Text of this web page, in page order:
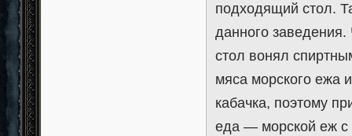
подходящий стол.
данного
стол вонял
мяса морского ежа
кабачка, поэтому
еда — морской еж с